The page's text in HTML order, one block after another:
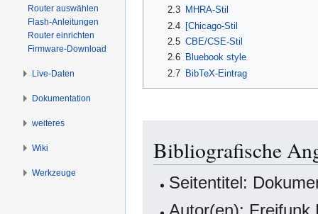
2.3
MHRA-Stil
2.4
[Chicago-Stil
2.5 CBE/CSE-Stil
2.6
Bluebook style
2.7 BibTeX-Eintrag
Bibliografische
Seitentitel:
Autor(en): Freifunk
Router auswählen
Flash-Anleitungen
Router einrichten
Firmware-Download
Live-Daten
Dokumentation
weiteres
Wiki
Werkzeuge